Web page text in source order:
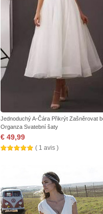
Jednoduchý A-Čára Přikrýt Zašněrovat
Organza Svatební šaty
€ 49,99
( 1 avis )